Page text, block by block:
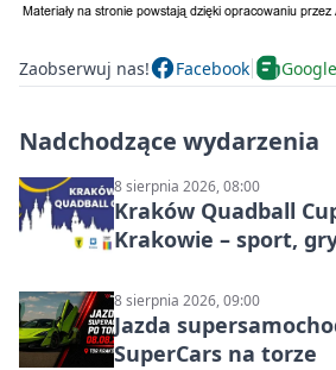
Zaobserwuj nas! Facebook
Nadchodzące wydarzenia
8 sierpnia 2026, 08:00
Kraków Quadball
Krakowie – sport,
8 sierpnia 2026, 09:00
Jazda
SuperCars na torze